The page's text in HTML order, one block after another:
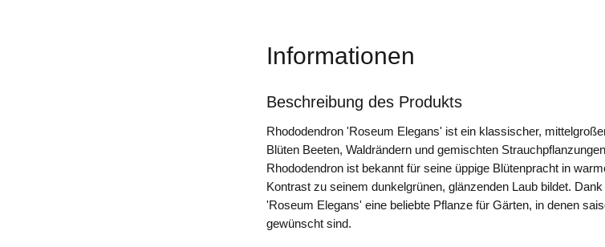
Informationen
Beschreibung des Produkts
Rhododendron 'Roseum Elegans' ist ein klassischer,
Blüten Beeten, Waldrändern und gemischten
Rhododendron ist bekannt für seine üppige Blütenpracht in
Kontrast zu seinem dunkelgrünen, glänzenden Laub bildet.
'Roseum Elegans' eine beliebte Pflanze für Gärten, in denen
gewünscht sind.